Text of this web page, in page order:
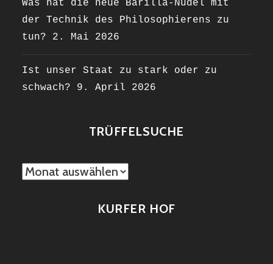
Was hat die neue Barilla-Nudel mit
der Technik des Philosophierens zu
tun?
2. Mai 2026
Ist unser Staat zu stark oder zu
schwach?
9. April 2026
TRÜFFELSUCHE
TRÜFFELSUCHE
KURFER HOF